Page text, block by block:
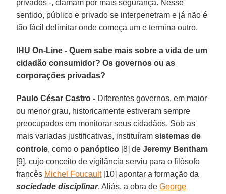
privados -, clamam por mais segurança. Nesse
sentido, público e privado se interpenetram e já não é
tão fácil delimitar onde começa um e termina outro.
IHU On-Line - Quem sabe mais sobre a vida de um
cidadão consumidor? Os governos ou as
corporações privadas?
Paulo César Castro - Diferentes governos, em maior
ou menor grau, historicamente estiveram sempre
preocupados em monitorar seus cidadãos. Sob as
mais variadas justificativas, instituíramsistemas de
controle, como o panóptico [8] deJeremy Bentham
[9], cujo conceito de vigilância serviu para o filósofo
francês Michel Foucault[10] apontar a formação da
sociedade disciplinar. Aliás, a obra deGeorge